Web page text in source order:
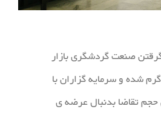
گرقتن صنعت گردشگری بازار
شده و سرمایه گزاران با
حجم تقاضا بدنبال عرضه ی